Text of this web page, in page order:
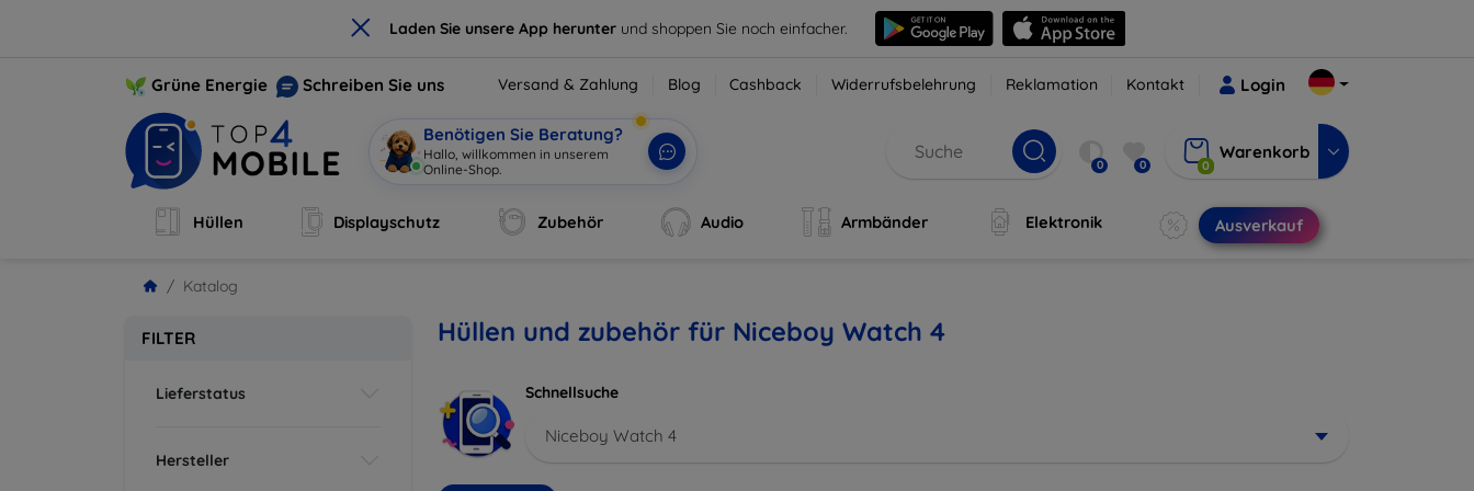
× Laden Sie unsere App herunter und shoppen Sie noch einfacher.
Grüne Energie Schreiben Sie uns Versand & Zahlung Blog Cashback Widerrufsbelehrung Reklamation Kontakt Login
Benötigen Sie Beratung?
Hallo, willkommen in unserem
Online-Shop.
0 0 0
Warenkorb
Hüllen Displayschutz Zubehör Audio Armbänder Elektronik Ausverkauf
Katalog
FILTER
Lieferstatus
Hersteller
Hüllen und zubehör für Niceboy Watch 4
Schnellsuche
Niceboy Watch 4